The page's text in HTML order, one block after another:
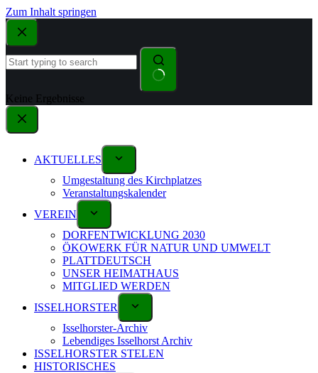
Zum Inhalt springen
Keine Ergebnisse
AKTUELLES
Umgestaltung des Kirchplatzes
Veranstaltungskalender
VEREIN
DORFENTWICKLUNG 2030
ÖKOWERK FÜR NATUR UND UMWELT
PLATTDEUTSCH
UNSER HEIMATHAUS
MITGLIED WERDEN
ISSELHORSTER
Isselhorster-Archiv
Lebendiges Isselhorst Archiv
ISSELHORSTER STELEN
HISTORISCHES